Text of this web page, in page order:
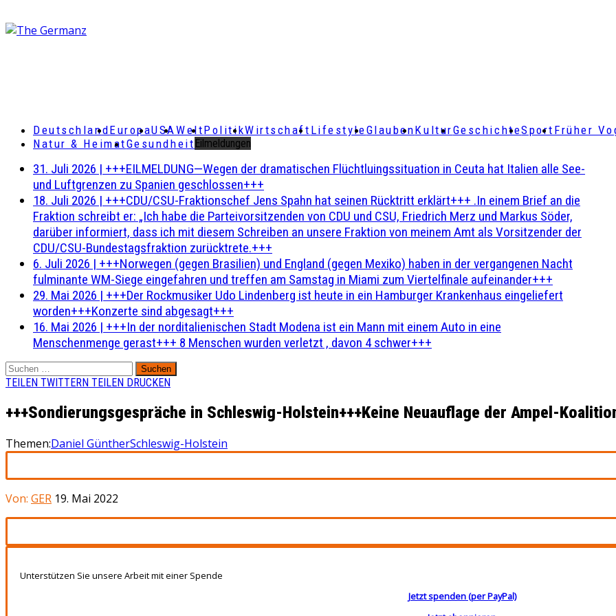
DeutschlandEuropaUSAWeltPolitikWirtschaft LifestyleGlaubenKulturGeschichteSport Früher
Natur & HeimatGesundheit Eilmeldungen
31. Juli 2026 | +++EILMELDUNG—Wegen der dramatischen Flüchtluingssituation in Ceuta hat Italien alle See-
und Luftgrenzen zu Spanien geschlossen+++
18. Juli 2026 | +++CDU/CSU-Fraktionschef Jens Spahn hat seinen Rücktritt erklärt+++ .In einem Brief an die
Fraktion schreibt er: „Ich habe die Parteivorsitzenden von CDU und CSU, Friedrich Merz und Markus Söder,
darüber informiert, dass ich mit diesem Schreiben an unsere Fraktion von meinem Amt als Vorsitzender der
CDU/CSU-Bundestagsfraktion zurücktrete.+++
6. Juli 2026 | +++Norwegen (gegen Brasilien) und England (gegen Mexiko) haben in der vergangenen Nacht
fulminante WM-Siege eingefahren und treffen am Samstag in Miami zum Viertelfinale aufeinander+++
29. Mai 2026 | +++Der Rockmusiker Udo Lindenberg ist heute in ein Hamburger Krankenhaus eingeliefert
worden+++Konzerte sind abgesagt+++
16. Mai 2026 | +++In der norditalienischen Stadt Modena ist ein Mann mit einem Auto in eine
Menschenmenge gerast+++ 8 Menschen wurden verletzt , davon 4 schwer+++
Suchen
nach:
TEILEN TWITTERN TEILEN DRUCKEN
+++Sondierungsgespräche in Schleswig-Holstein+++Keine Neuauflage der Ampel-
Themen:Daniel GüntherSchleswig-Holstein
Von: GER 19. Mai 2022
Unterstützen Sie unsere Arbeit mit einer Spende
Jetzt spenden (per PayPal)